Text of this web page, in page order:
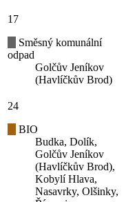
17
Směsný komunální
odpad
Golčův Jeníkov
(Havlíčkův Brod)
24
BIO
Budka, Dolík,
Golčův Jeníkov
(Havlíčkův Brod),
Kobylí Hlava,
Nasavrky, Olšinky,